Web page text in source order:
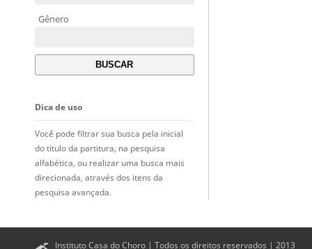
Gênero
Dica de uso
Você pode filtrar sua busca pela inicial
do título da partitura, na pesquisa
alfabética, ou realizar uma busca mais
direcionada, através dos itens da
pesquisa avançada.
Instituto Casa do Choro | Todos os direitos reservados | 2013